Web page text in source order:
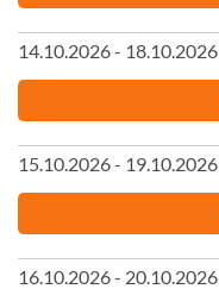
14.10.2026 - 18.10.2026
15.10.2026 - 19.10.2026
16.10.2026 - 20.10.2026